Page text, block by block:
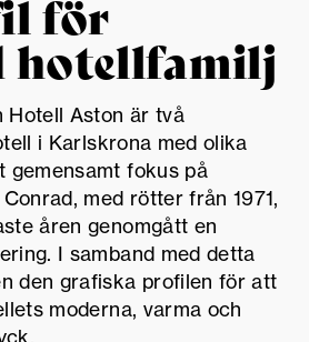
för
hotellfamilj
Hotell Aston är två
i Karlskrona med olika
gemensamt fokus på
med rötter från 1971,
åren genomgått en
I samband med detta
den grafiska profilen för att
moderna, varma och